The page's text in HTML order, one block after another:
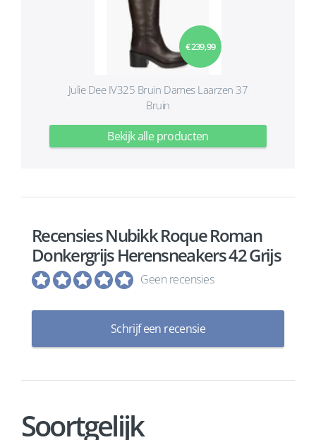
€ 239,99
Julie Dee IV325 Bruin Dames Laarzen 37
Bruin
Bekijk alle producten
Recensies Nubikk Roque Roman
Donkergrijs Herensneakers 42 Grijs
Geen recensies
Schrijf een recensie
Soortgelijk